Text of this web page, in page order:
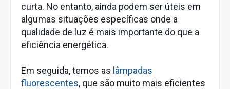
curta. No entanto, ainda podem ser úteis em
algumas situações específicas onde a
qualidade de luz é mais importante do que a
eficiência energética.
Em seguida, temos as lâmpadas
fluorescentes, que são muito mais eficientes